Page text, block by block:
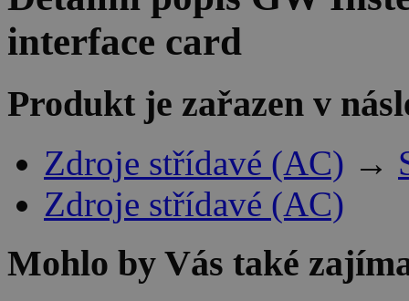
interface card
Produkt je zařazen v
Zdroje střídavé (AC) →
Zdroje střídavé (AC)
Mohlo by Vás také